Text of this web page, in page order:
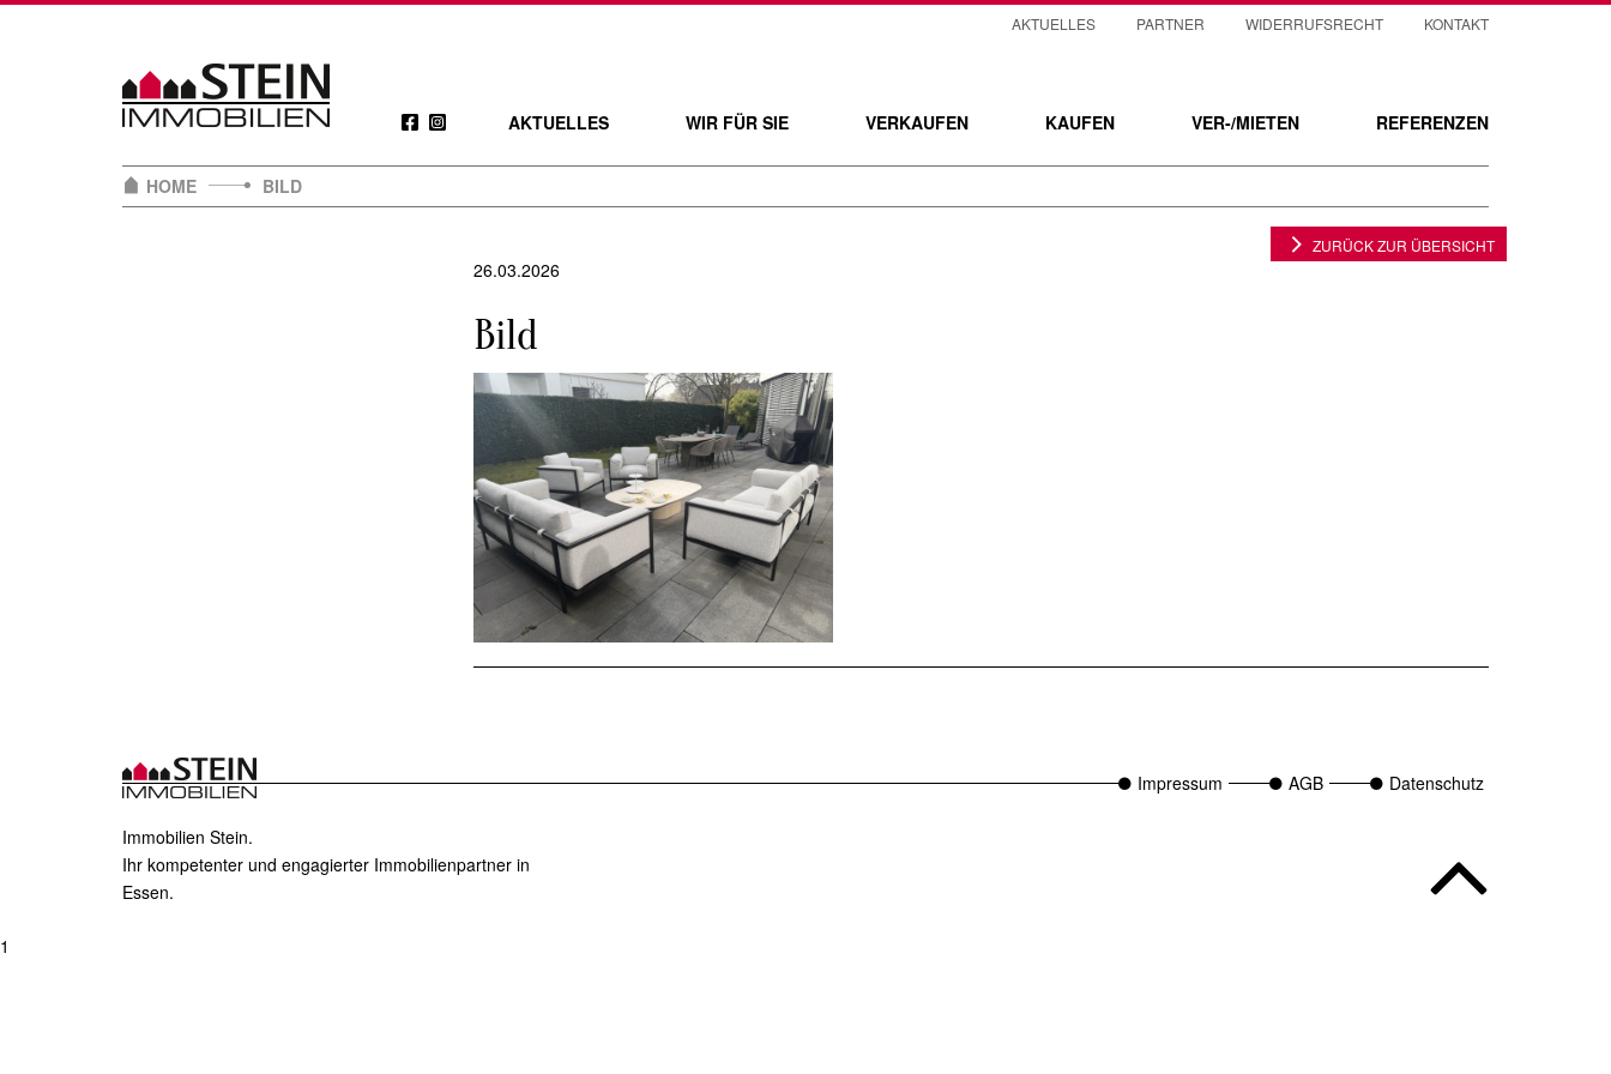
AKTUELLES WIR FÜR SIE VERKAUFEN KAUFEN VER-/MIETEN REFERENZEN
AKTUELLES PARTNER WIDERRUFSRECHT KONTAKT
HOME BILD
26.03.2026
Bild
ZURÜCK ZUR ÜBERSICHT
Immobilien Stein.
Ihr kompetenter und engagierter Immobilienpartner in
Essen.
Impressum AGB Datenschutz
1